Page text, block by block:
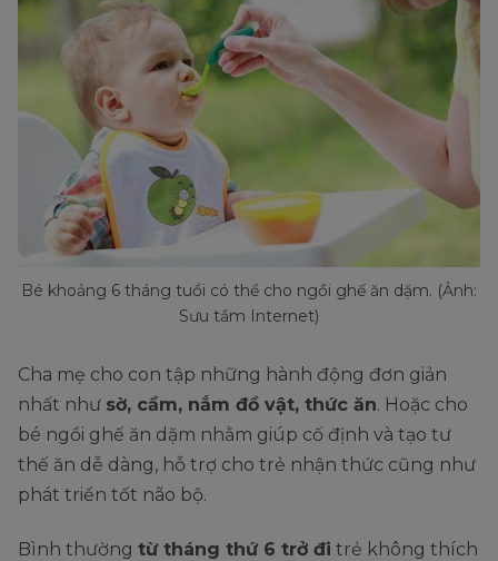
Bé khoảng 6 tháng tuổi có thể cho ngồi ghế ăn dặm. (Ảnh:
Sưu tầm Internet)
Cha mẹ cho con tập những hành động đơn giản
nhất như sờ, cầm, nắm đồ vật, thức ăn. Hoặc cho
bé ngồi ghế ăn dặm nhằm giúp cố định và tạo tư
thế ăn dễ dàng, hỗ trợ cho trẻ nhận thức cũng như
phát triển tốt não bộ.
Bình thường từ tháng thứ 6 trở đi trẻ không thích